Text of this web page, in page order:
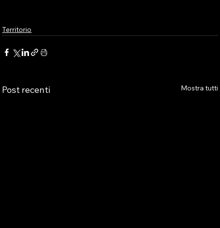
Territorio
Post recenti Mostra tutti